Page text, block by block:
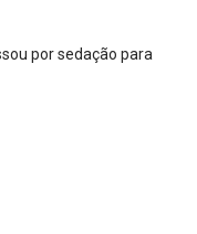
por sedação para